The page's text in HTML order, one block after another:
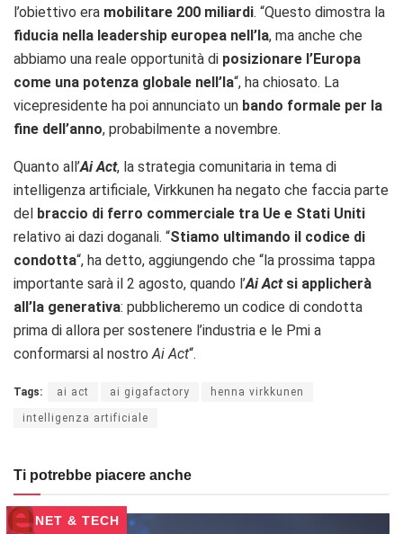
l’obiettivo era mobilitare 200 miliardi. “Questo dimostra la
fiducia nella leadership europea nell’Ia, ma anche che
abbiamo una reale opportunità di posizionare l’Europa
come una potenza globale nell’Ia“, ha chiosato. La
vicepresidente ha poi annunciato un bando formale per la
fine dell’anno, probabilmente a novembre.
Quanto all’Ai Act, la strategia comunitaria in tema di
intelligenza artificiale, Virkkunen ha negato che faccia parte
del
braccio di ferro commerciale tra Ue e Stati Uniti
relativo ai dazi doganali. “Stiamo ultimando il codice di
condotta“, ha detto, aggiungendo che “la prossima tappa
importante sarà il 2 agosto, quando l’Ai Actsi applicherà
all’Ia generativa: pubblicheremo un codice di condotta
prima di allora per sostenere l’industria e le Pmi a
conformarsi al nostroAi Act“.
Tags: ai act ai gigafactory henna virkkunen
intelligenza artificiale
Ti potrebbe piacere anche
NET & TECH